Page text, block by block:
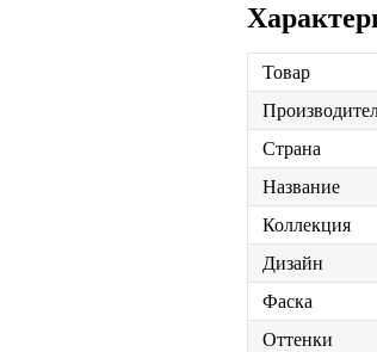
Товар
Страна
Название
Коллекция
Дизайн
Фаска
Оттенки